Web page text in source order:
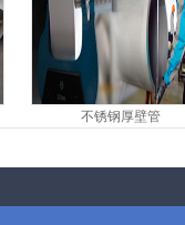
不锈钢厚壁管